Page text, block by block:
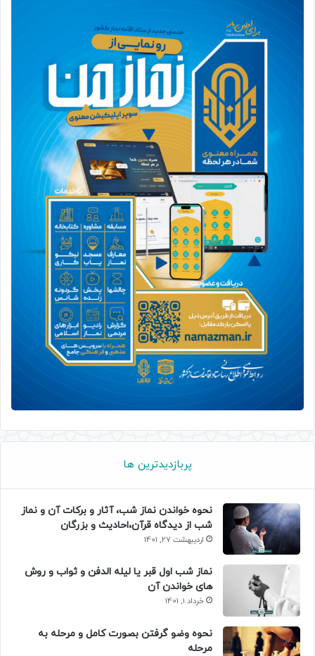
پربازدیدترین ها
نحوه خواندن نماز شب، آثار و برکات آن و نماز
شب از دیدگاه قرآن،احادیث و بزرگان
اردیبهشت 27, 1401
نماز شب اول قبر یا لیله الدفن و ثواب و روش
های خواندن آن
خرداد 1, 1401
نحوه وضو گرفتن بصورت کامل و مرحله به
مرحله